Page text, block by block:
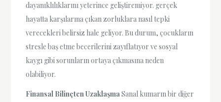
dayanıklılıklarını yeterince geliştiremiyor. gerçek
hayatta karşılarına çıkan zorluklara nasıl tepki
verecekleri belirsiz hale geliyor. Bu durum, çocukların
stresle baş etme becerilerini zayıflatıyor ve sosyal
kaygı gibi sorunların ortaya çıkmasına neden
olabiliyor.
Finansal Bilinçten Uzaklaşma Sanal kumarın bir diğer